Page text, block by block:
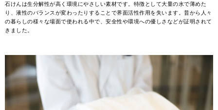
石けんは生分解性が高く環境にやさしい素材です。特徴として大量の水で薄めた
り、液性のバランスが変わったりすることで界面活性作用を失います。昔から人々
の暮らしの様々な場面で使われる中で、安全性や環境への優しさなどが証明されて
きました。